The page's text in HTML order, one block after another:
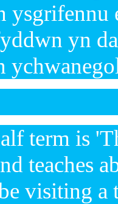
ysgrifennu
yn
term is
teaches
visiting a